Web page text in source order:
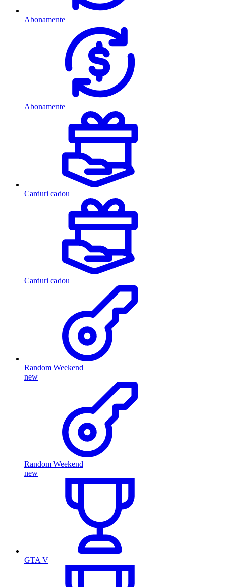
Abonamente
Abonamente
Carduri cadou
Carduri cadou
Random Weekend
new
Random Weekend
new
GTA V